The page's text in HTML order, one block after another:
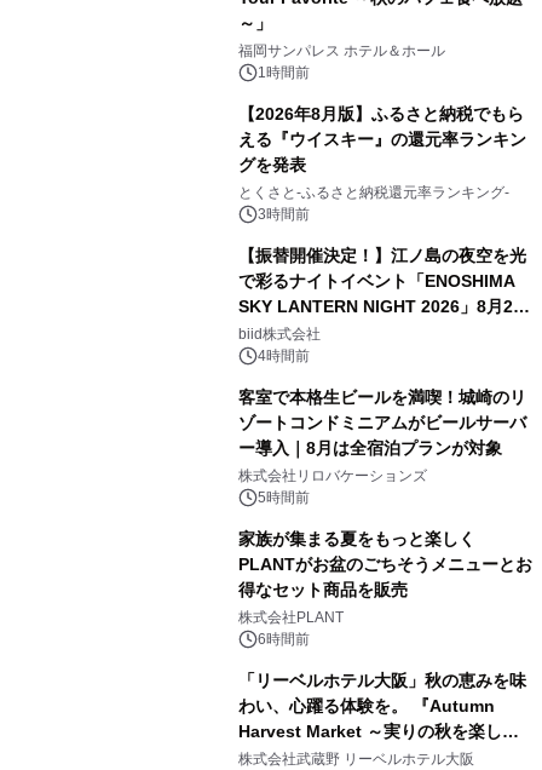
～」
福岡サンパレス ホテル＆ホール
1時間前
【2026年8月版】ふるさと納税でもら
える『ウイスキー』の還元率ランキン
グを発表
とくさと-ふるさと納税還元率ランキング-
3時間前
【振替開催決定！】江ノ島の夜空を光
で彩るナイトイベント「ENOSHIMA
SKY LANTERN NIGHT 2026」8月22
日(土)振替開催＆受付スタート！
biid株式会社
4時間前
客室で本格生ビールを満喫！城崎のリ
ゾートコンドミニアムがビールサーバ
ー導入｜8月は全宿泊プランが対象
株式会社リロバケーションズ
5時間前
家族が集まる夏をもっと楽しく
PLANTがお盆のごちそうメニューとお
得なセット商品を販売
株式会社PLANT
6時間前
「リーベルホテル大阪」秋の恵みを味
わい、心躍る体験を。 『Autumn
Harvest Market ～実りの秋を楽しむ
ディナー&スイーツビュッフェ～』を9
株式会社武蔵野 リーベルホテル大阪